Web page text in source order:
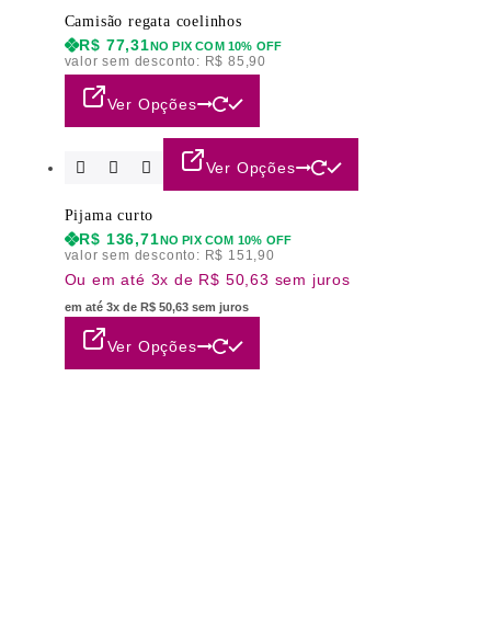
Camisão regata coelinhos
R$ 77,31NO PIX COM 10% OFF
valor sem desconto: R$ 85,90
Ver Opções
Ver Opções
Pijama curto
R$ 136,71 NO PIX COM 10% OFF
valor sem desconto: R$ 151,90
Ou em até 3x de R$ 50,63 sem juros
em até 3x de R$ 50,63 sem juros
Ver Opções